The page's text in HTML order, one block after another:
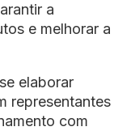
a
e melhorar a
elaborar
representantes
com